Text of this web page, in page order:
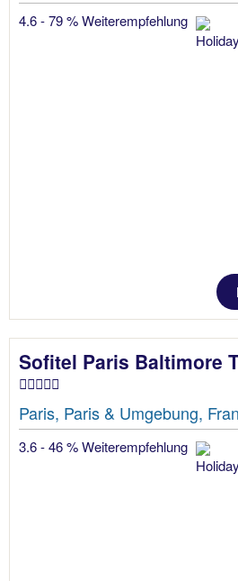
4.6 - 79 % Weiterempfehlung
Sofitel Paris Baltimore
Paris, Paris & Umgebung,
3.6 - 46 % Weiterempfehlung